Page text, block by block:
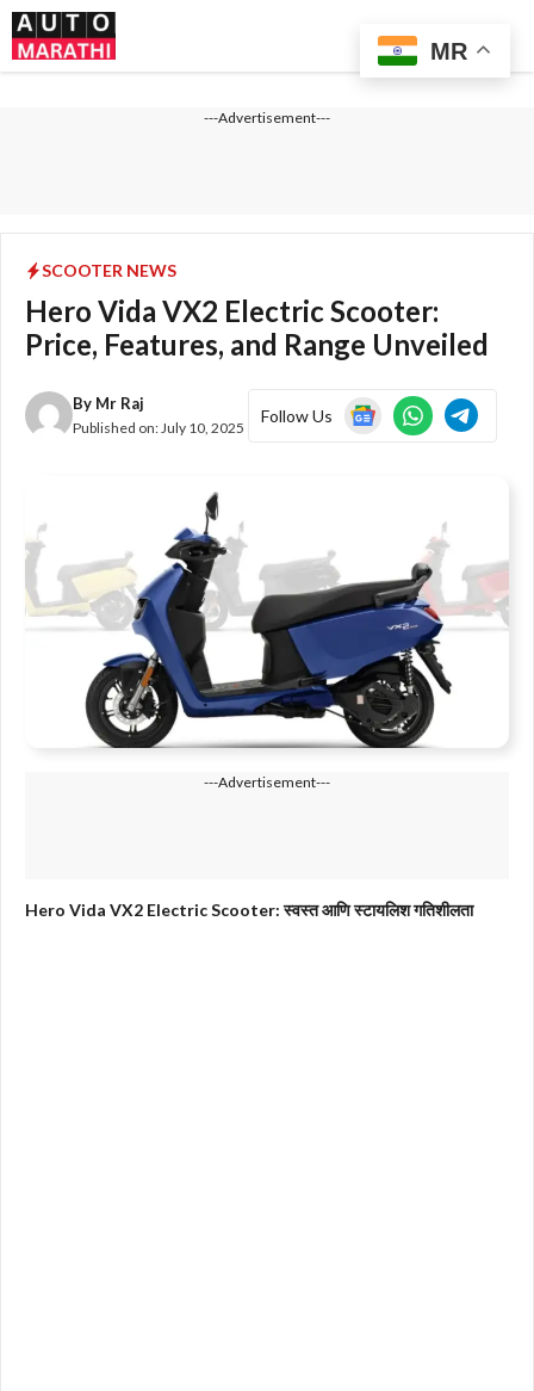
Skip
to
content
---Advertisement---
SCOOTER NEWS
Hero Vida VX2 Electric Scooter:
Price, Features, and Range Unveiled
By Mr Raj
Published on: July 10, 2025
Follow Us
---Advertisement---
Hero Vida VX2 Electric Scooter: स्वस्त आणि स्टायलिश गतिशीलता
MR